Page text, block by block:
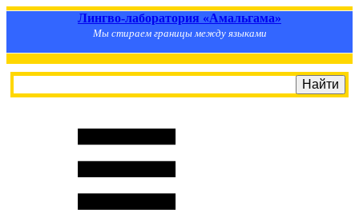
Лингво-лаборатория «Амальгама»
Мы стираем границы между языками